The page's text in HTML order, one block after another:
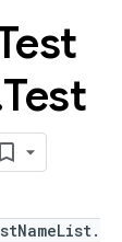
Test